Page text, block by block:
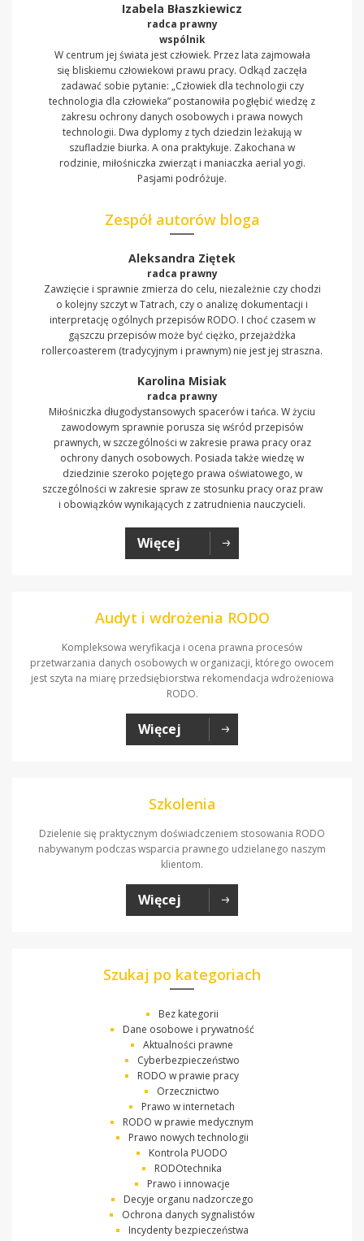
Izabela Błaszkiewicz
radca prawny
wspólnik
W centrum jej świata jest człowiek. Przez lata zajmowała
się bliskiemu człowiekowi prawu pracy. Odkąd zaczęła
zadawać sobie pytanie: „Człowiek dla technologii czy
technologia dla człowieka” postanowiła pogłębić wiedzę z
zakresu ochrony danych osobowych i prawa nowych
technologii. Dwa dyplomy z tych dziedzin leżakują w
szufladzie biurka. A ona praktykuje. Zakochana w
rodzinie, miłośniczka zwierząt i maniaczka aerial yogi.
Pasjami podróżuje.
Zespół autorów bloga
Aleksandra Ziętek
radca prawny
Zawzięcie i sprawnie zmierza do celu, niezależnie czy chodzi
o kolejny szczyt w Tatrach, czy o analizę dokumentacji i
interpretację ogólnych przepisów RODO. I choć czasem w
gąszczu przepisów może być ciężko, przejażdżka
rollercoasterem (tradycyjnym i prawnym) nie jest jej straszna.
Karolina Misiak
radca prawny
Miłośniczka długodystansowych spacerów i tańca. W życiu
zawodowym sprawnie porusza się wśród przepisów
prawnych, w szczególności w zakresie prawa pracy oraz
ochrony danych osobowych. Posiada także wiedzę w
dziedzinie szeroko pojętego prawa oświatowego, w
szczególności w zakresie spraw ze stosunku pracy oraz praw
i obowiązków wynikających z zatrudnienia nauczycieli.
Więcej
Audyt i wdrożenia RODO
Kompleksowa weryfikacja i ocena prawna procesów
przetwarzania danych osobowych w organizacji, którego owocem
jest szyta na miarę przedsiębiorstwa rekomendacja wdrożeniowa
RODO.
Więcej
Szkolenia
Dzielenie się praktycznym doświadczeniem stosowania RODO
nabywanym podczas wsparcia prawnego udzielanego naszym
klientom.
Więcej
Szukaj po kategoriach
Bez kategorii
Dane osobowe i prywatność
Aktualności prawne
Cyberbezpieczeństwo
RODO w prawie pracy
Orzecznictwo
Prawo w internetach
RODO w prawie medycznym
Prawo nowych technologii
Kontrola PUODO
RODOtechnika
Prawo i innowacje
Decyje organu nadzorczego
Ochrona danych sygnalistów
Incydenty bezpieczeństwa